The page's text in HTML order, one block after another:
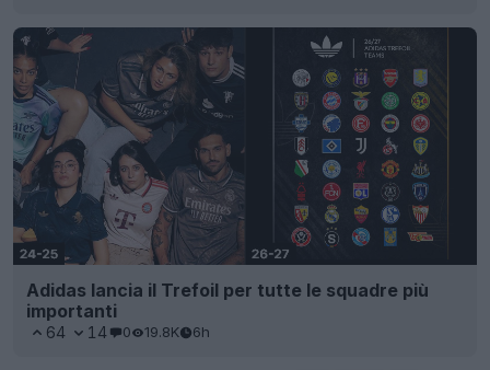
Adidas lancia il Trefoil per tutte le squadre più
importanti
64 14 0 19.8K 6h